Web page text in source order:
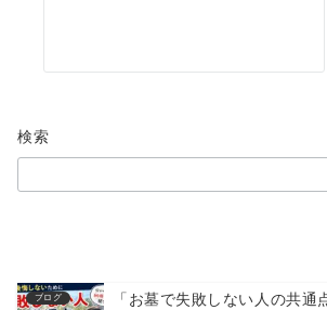
検索
ブログ
「お墓で失敗しない人の共通